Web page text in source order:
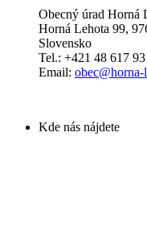
Obecný úrad Horná
Horná Lehota 99,
Slovensko
Tel.: +421 48 617
Email: obec@horna-
Kde nás nájdete